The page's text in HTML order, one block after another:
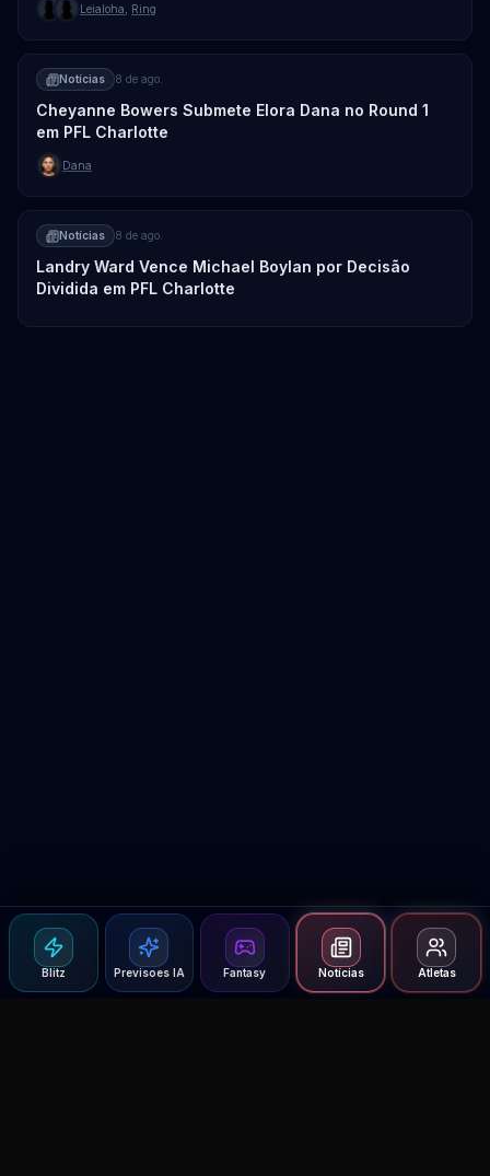
Blitz Previsoes IA Fantasy Notícias Atletas
Leialoha Ring
Notícias 8 de ago.
Cheyanne Bowers Submete Elora Dana no Round 1
em PFL Charlotte
Dana
Notícias 8 de ago.
Landry Ward Vence Michael Boylan por Decisão
Dividida em PFL Charlotte